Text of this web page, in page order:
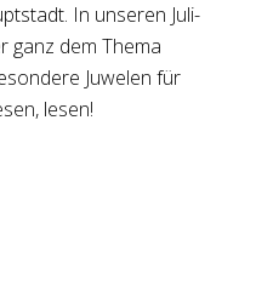
In unseren Juli-
ganz dem Thema
Juwelen für
lesen!